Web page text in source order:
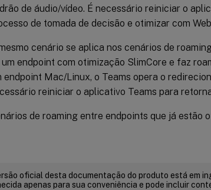
de áudio/vídeo. É necessário reiniciar o
de tomada de decisão e otimizar com
cenário se aplica nos cenários de
um endpoint com otimização SlimCore e faz
endpoint Mac/Linux, o Teams opera o
reiniciar o aplicativo Teams para
de roaming entre endpoints que já estão
oficial desta documentação do produto está em
apenas para sua conveniência e pode incluir